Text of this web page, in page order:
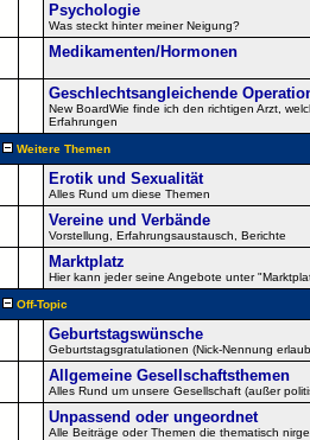
Psychologie
Was steckt hinter meiner Neigung?
Medikamenten/Hormonen
Geschlechtsangleichende
New BoardWie finde ich den richtigen Arzt,
Erfahrungen
Weitere Themen
Erotik und Sexualität
Alles Rund um diese Themen
Vereine und Verbände
Vorstellung, Erfahrungsaustausch, Berichte
Marktplatz
Hier kann jeder seine Angebote unter
Off-Topic
Geburtstagswünsche
Geburtstagsgratulationen (Nick-Nennung
Allgemeine Gesellschaftsthemen
Alles Rund um unsere Gesellschaft (außer
Unpassend oder ungeordnet
Alle Beiträge oder Themen die thematisch